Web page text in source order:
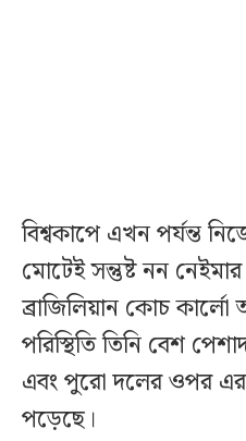
বিশ্বকাপে এখন পর্যন্ত
মোটেই সন্তুষ্ট নন
ব্রাজিলিয়ান কোচ
পরিস্থিতি তিনি বেশ
এবং পুরো দলের ওপর এর
পড়েছে।